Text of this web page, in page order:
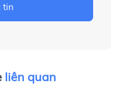
tin
liên quan